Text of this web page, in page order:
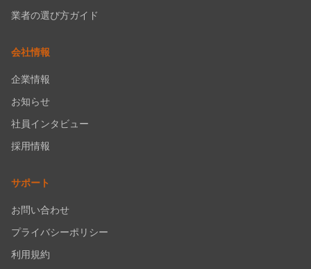
業者の選び方ガイド
会社情報
企業情報
お知らせ
社員インタビュー
採用情報
サポート
お問い合わせ
プライバシーポリシー
利用規約